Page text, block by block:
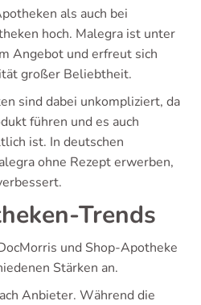
als auch bei
hoch. Malegra ist unter
Angebot und erfreut sich
großer Beliebtheit.
sind dabei unkompliziert, da
führen und es auch
ist. In deutschen
ohne Rezept erwerben,
Trends
und Shop-Apotheke
Stärken an.
Anbieter. Während die